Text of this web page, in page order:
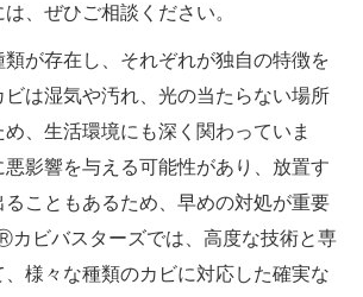
、ぜひご相談ください。
類が存在し、それぞれが独自の特徴を
は湿気や汚れ、光の当たらない場所
、生活環境にも深く関わっていま
影響を与える可能性があり、放置す
ることもあるため、早めの対処が重要
カビバスターズでは、高度な技術と専
、様々な種類のカビに対応した確実な